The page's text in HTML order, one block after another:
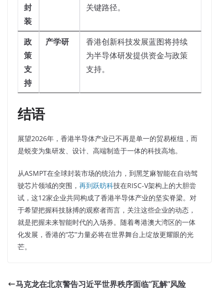
封
装
关键路径。
政
策
支
持
产学研
香港创新科技发展蓝图将持续
为半导体研发提供资金与政策
支持。
结语
展望2026年，香港半导体产业已不再是单一的贸易枢纽，而
是蜕变为集研发、设计、高端制造于一体的科技高地。
从ASMPT在全球封装市场的统治力，到黑芝麻智能在自动驾
驶芯片领域的突围， 再到跃昉科技在RISC-V架构上的大胆尝
试，这12家企业共同构成了香港半导体产业的坚实脊梁。对
于希望把握科技脉搏的观察者而言，关注这些企业的动态，
就是把握未来智能时代的入场券。随着粤港澳大湾区的一体
化发展，香港的“芯”力量必将在世界舞台上绽放更耀眼的光
芒。
马克龙在北京警告习近平世界秩序面临“瓦解”风险